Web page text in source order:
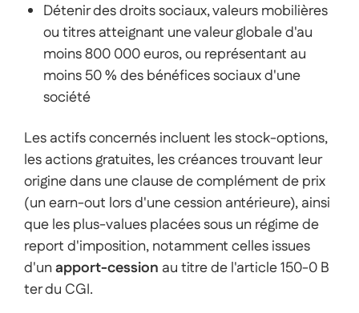
Détenir des droits sociaux, valeurs mobilières
ou titres atteignant une valeur globale d'au
moins 800 000 euros, ou représentant au
moins 50 % des bénéfices sociaux d'une
société
Les actifs concernés incluent les stock-options,
les actions gratuites, les créances trouvant leur
origine dans une clause de complément de prix
(un earn-out lors d'une cession antérieure), ainsi
que les plus-values placées sous un régime de
report d'imposition, notamment celles issues
d'unapport-cession au titre de l'article 150-0 B
ter du CGI.